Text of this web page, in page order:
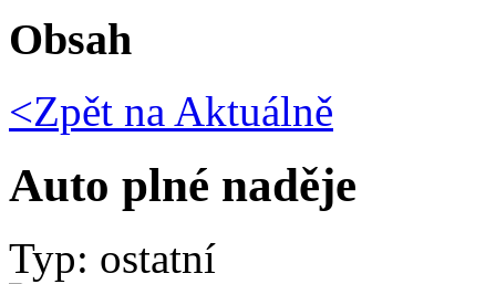
Obsah
<Zpět na Aktuálně
Auto plné naděje
Typ: ostatní